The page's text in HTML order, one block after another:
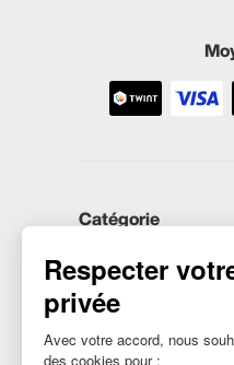
Catégorie
iPhones
Samsung
Huawei